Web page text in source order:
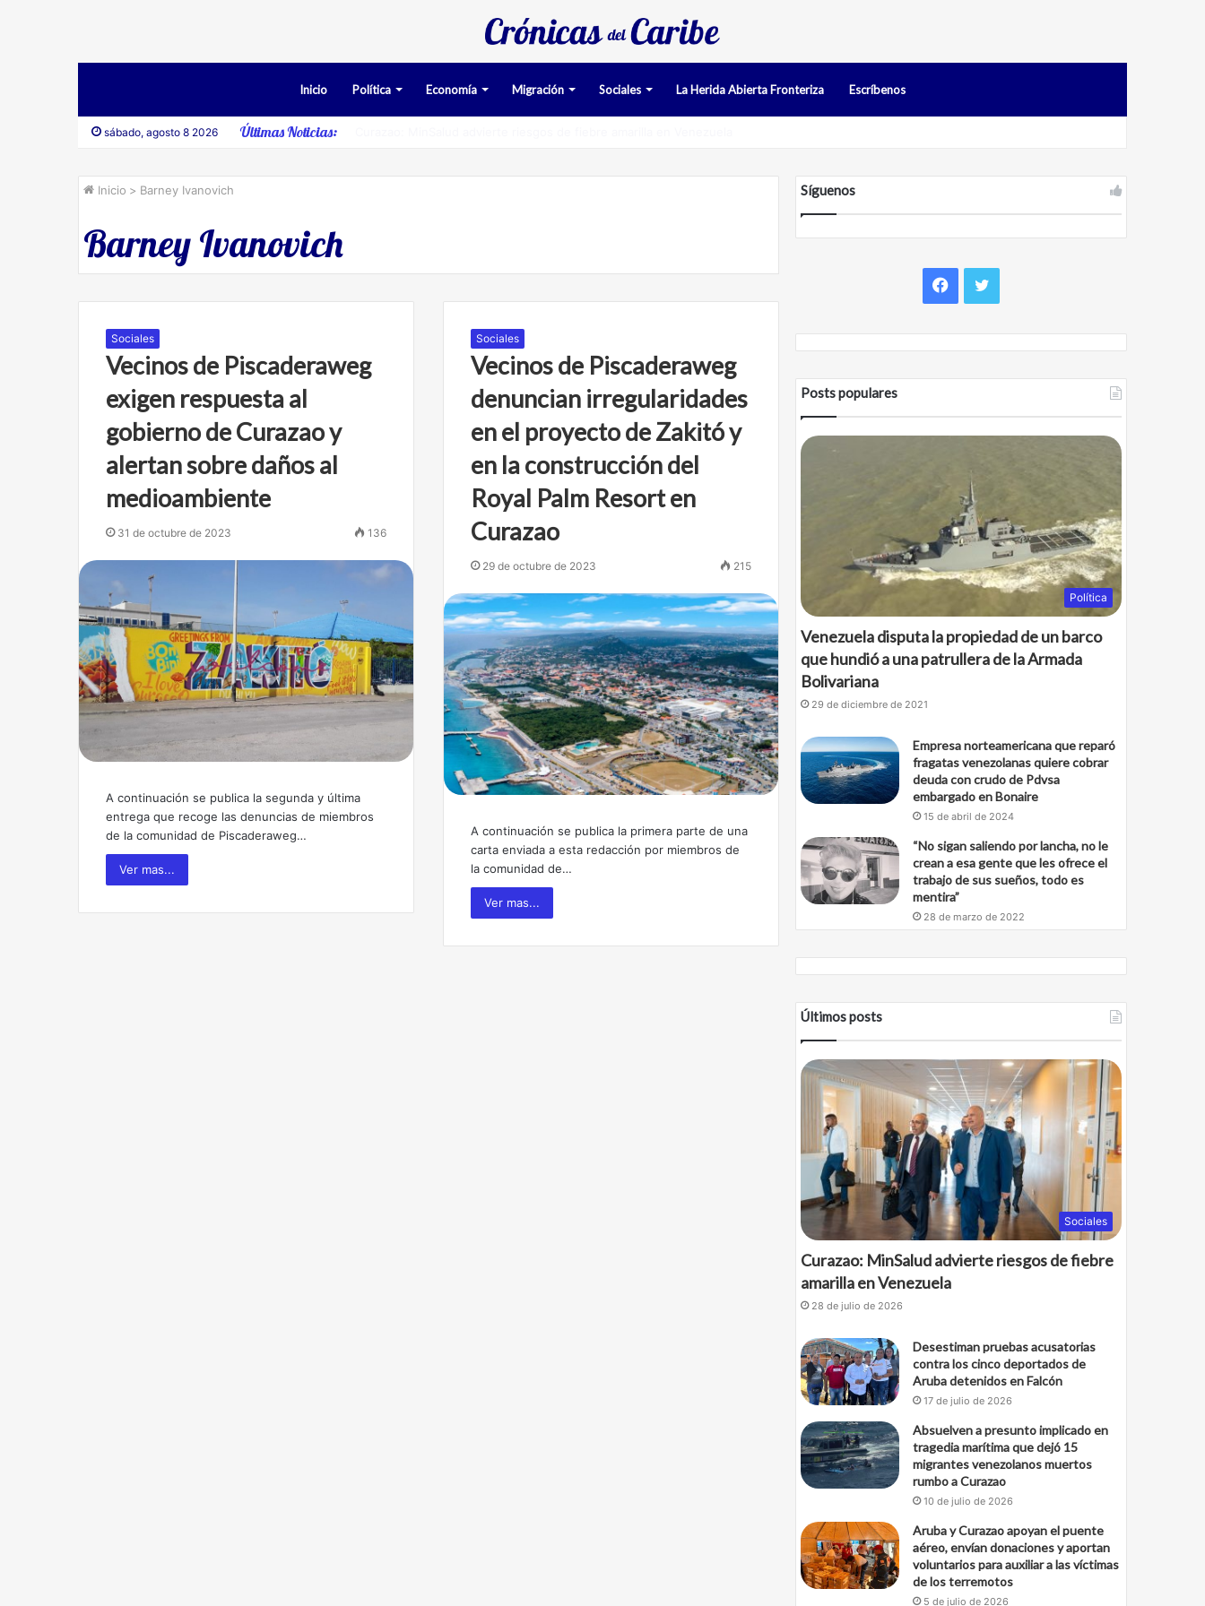
Inicio Política Economía Migración Sociales La Herida Abierta Fronteriza Escríbenos
sábado, agosto 8 2026 Últimas Noticias:
Inicio > Barney Ivanovich
Barney Ivanovich
Sociales
Vecinos de Piscaderaweg
exigen respuesta al
gobierno de Curazao y
alertan sobre daños al
medioambiente
31 de octubre de 2023 136
A continuación se publica la segunda y última
entrega que recoge las denuncias de miembros
de la comunidad de Piscaderaweg…
Ver mas...
Sociales
Vecinos de Piscaderaweg
denuncian irregularidades
en el proyecto de Zakitó y
en la construcción del
Royal Palm Resort en
Curazao
29 de octubre de 2023 215
A continuación se publica la primera parte de una
carta enviada a esta redacción por miembros de
la comunidad de…
Ver mas...
Síguenos
b
o
k
t
Posts populares
Política
Venezuela disputa la propiedad de un barco
que hundió a una patrullera de la Armada
Bolivariana
29 de diciembre de 2021
Empresa norteamericana que reparó
fragatas venezolanas quiere cobrar
deuda con crudo de Pdvsa
embargado en Bonaire
15 de abril de 2024
“No sigan saliendo por lancha, no le
crean a esa gente que les ofrece el
trabajo de sus sueños, todo es
mentira”
28 de marzo de 2022
Últimos posts
Sociales
Curazao: MinSalud advierte riesgos de fiebre
amarilla en Venezuela
28 de julio de 2026
Desestiman pruebas acusatorias
contra los cinco deportados de
Aruba detenidos en Falcón
17 de julio de 2026
Absuelven a presunto implicado en
tragedia marítima que dejó 15
migrantes venezolanos muertos
rumbo a Curazao
10 de julio de 2026
Aruba y Curazao apoyan el puente
aéreo, envían donaciones y aportan
voluntarios para auxiliar a las víctimas
de los terremotos
5 de julio de 2026